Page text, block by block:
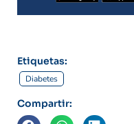
Etiquetas:
Diabetes
Compartir: